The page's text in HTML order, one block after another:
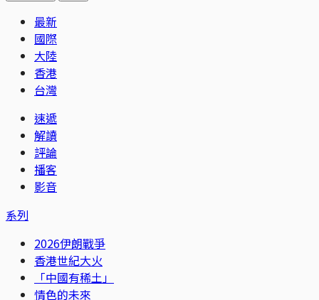
最新
國際
大陸
香港
台灣
速遞
解讀
評論
播客
影音
系列
2026伊朗戰爭
香港世紀大火
「中國有稀土」
情色的未來